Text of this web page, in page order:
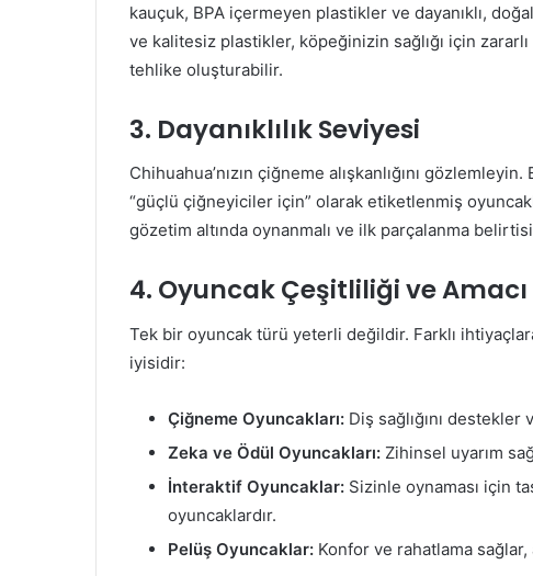
kauçuk, BPA içermeyen plastikler ve dayanıklı,
ve kalitesiz plastikler, köpeğinizin sağlığı için
tehlike oluşturabilir.
3. Dayanıklılık Seviyesi
Chihuahua’nızın çiğneme alışkanlığını
“güçlü çiğneyiciler için” olarak etiketlenmiş
gözetim altında oynanmalı ve ilk parçalanma
4. Oyuncak Çeşitliliği ve Amacı
Tek bir oyuncak türü yeterli değildir. Farklı
iyisidir:
Çiğneme Oyuncakları: Diş sağlığını destekler
Zeka ve Ödül Oyuncakları: Zihinsel uyarım
İnteraktif Oyuncaklar: Sizinle oynaması için
oyuncaklardır.
Pelüş Oyuncaklar: Konfor ve rahatlama